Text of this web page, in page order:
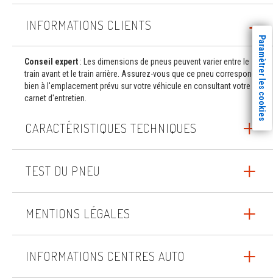
INFORMATIONS CLIENTS
Conseil expert : Les dimensions de pneus peuvent varier entre le
train avant et le train arrière. Assurez-vous que ce pneu correspond
bien à l'emplacement prévu sur votre véhicule en consultant votre
carnet d'entretien.
CARACTÉRISTIQUES TECHNIQUES
TEST DU PNEU
MENTIONS LÉGALES
INFORMATIONS CENTRES AUTO
Paramètrer les cookies